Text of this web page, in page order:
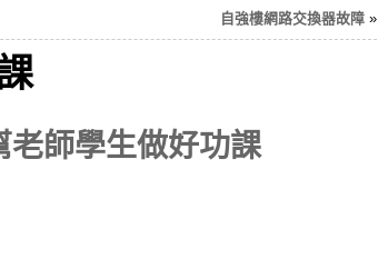
自強樓網路交換器故障»
老師學生做好功課